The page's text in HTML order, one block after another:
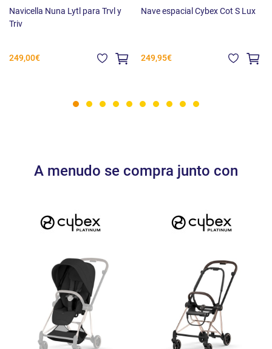
Nave espacial Lux Carry Cot
Manual de usuario
Navicella Nuna Lytl para Trvl y
Triv
249,00€
Nave espacial Cybex Cot S Lux
249,95€
A menudo se compra junto con